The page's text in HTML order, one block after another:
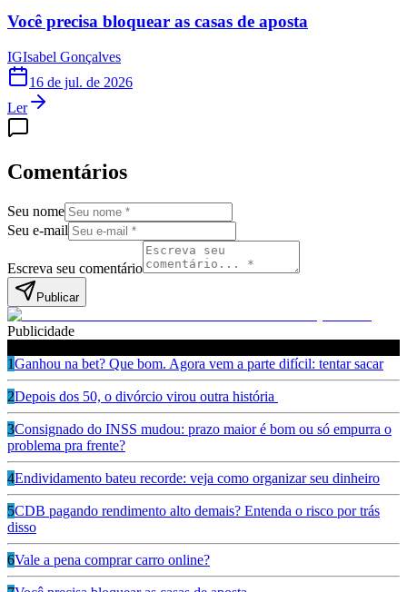
Você precisa bloquear as casas de aposta
IGIsabel Gonçalves
16 de jul. de 2026
Ler
Comentários
Seu nome
Seu e-mail
Escreva seu comentário
Publicar
Publicidade
1Ganhou na bet? Que bom. Agora vem a parte difícil: tentar sacar
2Depois dos 50, o divórcio virou outra história
3Consignado do INSS mudou: prazo maior é bom ou só empurra o
problema pra frente?
4Endividamento bateu recorde: veja como organizar seu dinheiro
5CDB pagando rendimento alto demais? Entenda o risco por trás
disso
6Vale a pena comprar carro online?